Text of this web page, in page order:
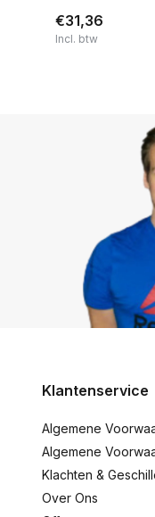
€31,36
Incl. btw
Klantenservice
Algemene
Algemene
Klachten &
Over Ons